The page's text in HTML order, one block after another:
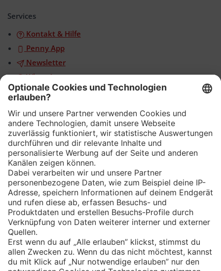
Services
Kontakt & Hilfe
Penny App
Newsletter
WhatsApp
App
Eishockey